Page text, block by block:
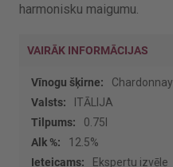
harmonisku maigumu.
VAIRĀK INFORMĀCIJAS
Vairāk
informācijas
Chardonnay
ITĀLIJA
0.75l
12.5%
Ekspertu izvēle